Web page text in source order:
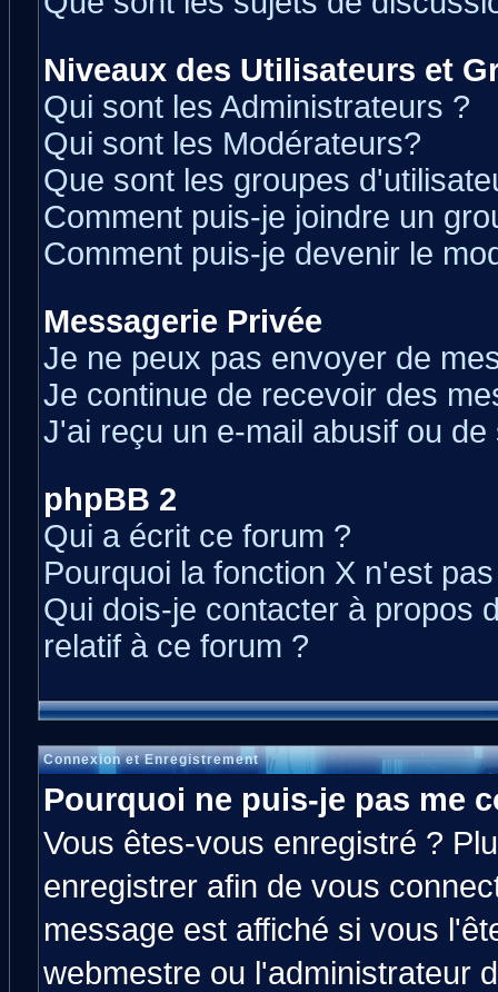
Niveaux des Utilisateurs et
Qui sont les Administrateurs ?
Qui sont les Modérateurs?
Que sont les groupes
Comment puis-je joindre un
Comment puis-je devenir le
Messagerie Privée
Je ne peux pas envoyer de
Je continue de recevoir des
J'ai reçu un e-mail abusif ou
phpBB 2
Qui a écrit ce forum ?
Pourquoi la fonction X n'est
Qui dois-je contacter à propos
relatif à ce forum ?
Connexion et Enregistrement
Pourquoi ne puis-je pas me
Vous êtes-vous enregistré ?
enregistrer afin de vous
message est affiché si vous
webmestre ou l'administrateur